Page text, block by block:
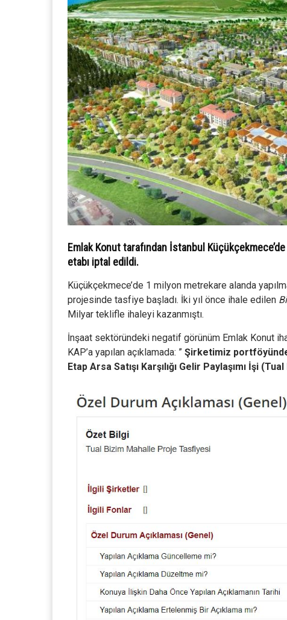
Emlak Konut tarafından İstanbul
etabı iptal edildi.
Küçükçekmece’de 1 milyon metrekare alanda
projesinde tasfiye başladı. İki yıl önce ihale edilen
Milyar teklifle ihaleyi kazanmıştı.
İnşaat sektöründeki negatif görünüm Emlak Konut
KAP’a yapılan açıklamada: ” Şirketimiz
Etap Arsa Satışı Karşılığı Gelir Paylaşımı İşi